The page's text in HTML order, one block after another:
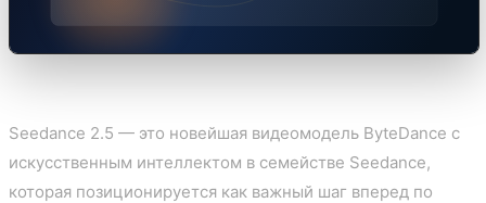
Seedance 2.5 — это новейшая видеомодель ByteDance с
искусственным интеллектом в семействе Seedance,
которая позиционируется как важный шаг вперед по